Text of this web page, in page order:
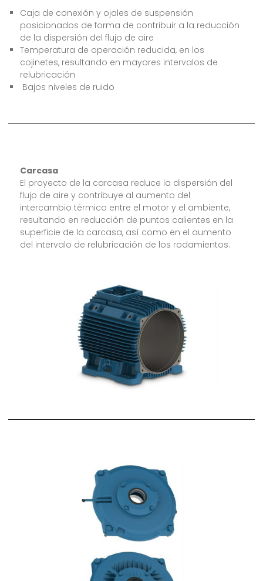
Caja de conexión y ojales de suspensión
posicionados de forma de contribuir a la reducción
de la dispersión del flujo de aire
Temperatura de operación reducida, en los
cojinetes, resultando en mayores intervalos de
relubricación
Bajos niveles de ruido
Carcasa
El proyecto de la carcasa reduce la dispersión del
flujo de aire y contribuye al aumento del
intercambio térmico entre el motor y el ambiente,
resultando en reducción de puntos calientes en la
superficie de la carcasa, así como en el aumento
del intervalo de relubricación de los rodamientos.